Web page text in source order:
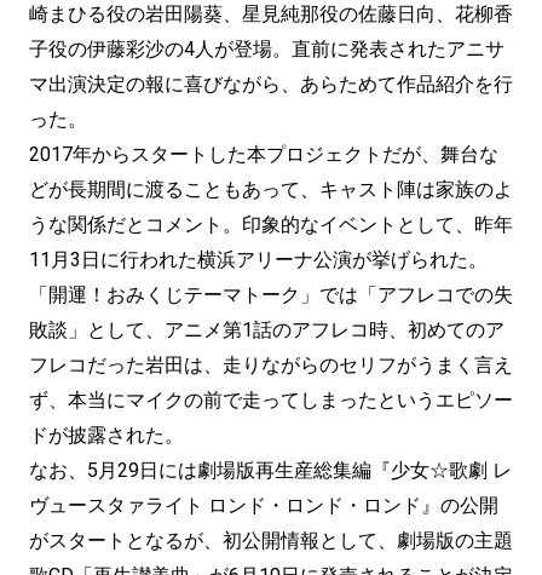
崎まひる役の岩田陽葵、星見純那役の佐藤日向、花柳香
子役の伊藤彩沙の4人が登場。直前に発表されたアニサ
マ出演決定の報に喜びながら、あらためて作品紹介を行
った。
2017年からスタートした本プロジェクトだが、舞台な
どが長期間に渡ることもあって、キャスト陣は家族のよ
うな関係だとコメント。印象的なイベントとして、昨年
11月3日に行われた横浜アリーナ公演が挙げられた。
「開運！おみくじテーマトーク」では「アフレコでの失
敗談」として、アニメ第1話のアフレコ時、初めてのア
フレコだった岩田は、走りながらのセリフがうまく言え
ず、本当にマイクの前で走ってしまったというエピソー
ドが披露された。
なお、5月29日には劇場版再生産総集編『少女☆歌劇 レ
ヴュースタァライト ロンド・ロンド・ロンド』の公開
がスタートとなるが、初公開情報として、劇場版の主題